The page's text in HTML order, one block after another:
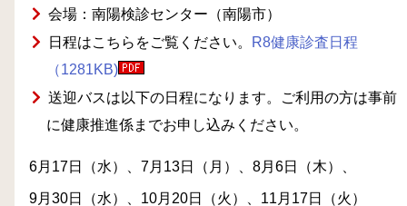
会場：南陽検診センター（南陽市）
日程はこちらをご覧ください。
R8健康診査日程
（1281KB)
送迎バスは以下の日程になります。ご利用の方は事前
に健康推進係までお申し込みください。
6月17日（水）、7月13日（月）、8月6日（木）、
9月30日（水）、10月20日（火）、11月17日（火）